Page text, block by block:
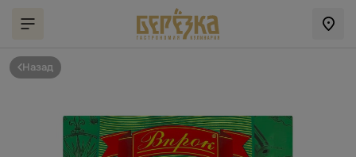
Назад